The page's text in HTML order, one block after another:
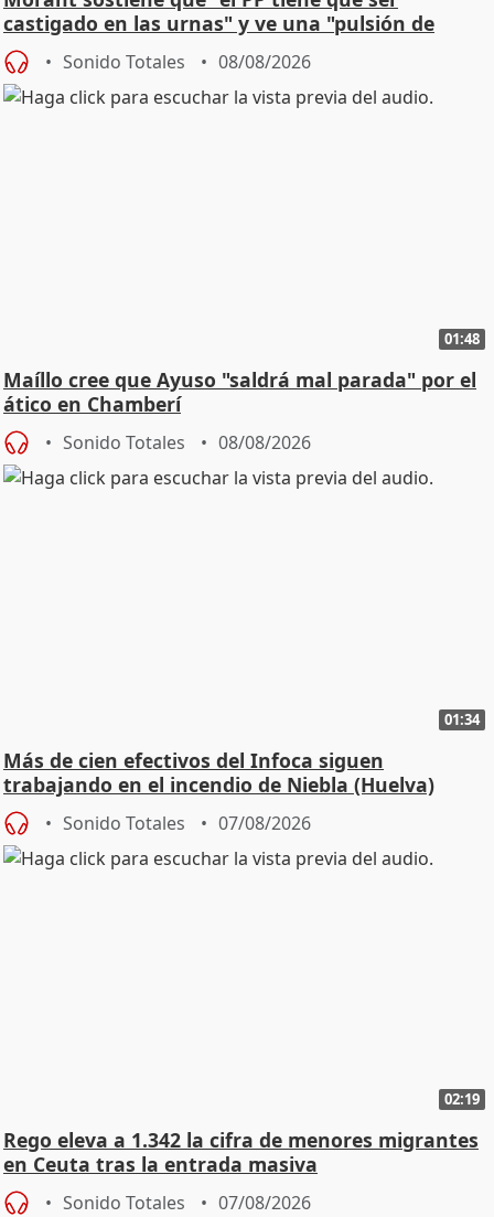
castigado en las urnas" y ve una "pulsión de
cambio"
Sonido Totales 08/08/2026
01:48
Maíllo cree que Ayuso "saldrá mal parada" por el
ático en Chamberí
Sonido Totales 08/08/2026
01:34
Más de cien efectivos del Infoca siguen
trabajando en el incendio de Niebla (Huelva)
Sonido Totales 07/08/2026
02:19
Rego eleva a 1.342 la cifra de menores migrantes
en Ceuta tras la entrada masiva
Sonido Totales 07/08/2026